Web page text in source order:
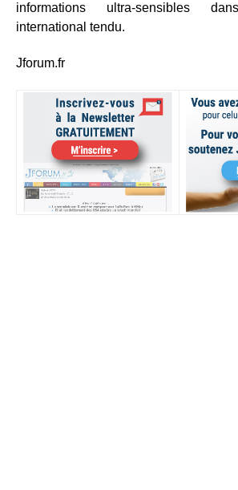
informations ultra-sensibles
international tendu.
Jforum.fr